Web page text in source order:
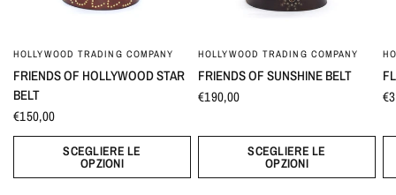
HOLLYWOOD TRADING COMPANY
FRIENDS OF HOLLYWOOD STAR
BELT
€150,00
SCEGLIERE LE
OPZIONI
HOLLYWOOD TRADING COMPANY
FRIENDS OF SUNSHINE BELT
€190,00
SCEGLIERE LE
OPZIONI